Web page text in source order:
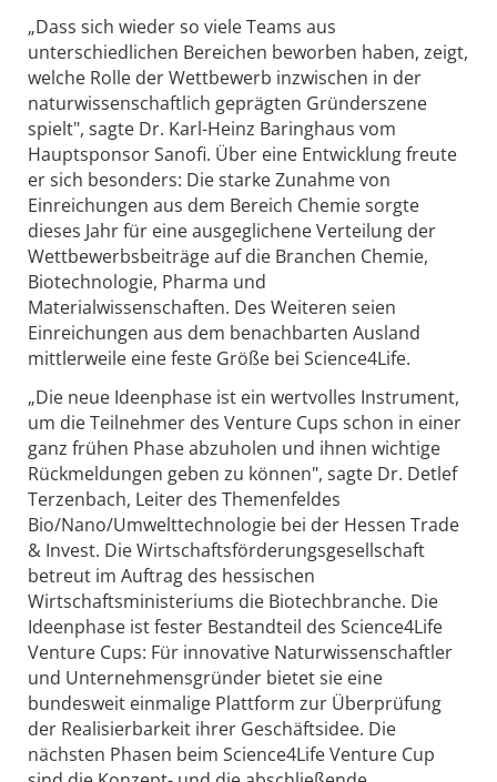
„Dass sich wieder so viele Teams aus
unterschiedlichen Bereichen beworben haben, zeigt,
welche Rolle der Wettbewerb inzwischen in der
naturwissenschaftlich geprägten Gründerszene
spielt", sagte Dr. Karl-Heinz Baringhaus vom
Hauptsponsor Sanofi. Über eine Entwicklung freute
er sich besonders: Die starke Zunahme von
Einreichungen aus dem Bereich Chemie sorgte
dieses Jahr für eine ausgeglichene Verteilung der
Wettbewerbsbeiträge auf die Branchen Chemie,
Biotechnologie, Pharma und
Materialwissenschaften. Des Weiteren seien
Einreichungen aus dem benachbarten Ausland
mittlerweile eine feste Größe bei Science4Life.
„Die neue Ideenphase ist ein wertvolles Instrument,
um die Teilnehmer des Venture Cups schon in einer
ganz frühen Phase abzuholen und ihnen wichtige
Rückmeldungen geben zu können", sagte Dr. Detlef
Terzenbach, Leiter des Themenfeldes
Bio/Nano/Umwelttechnologie bei der Hessen Trade
& Invest. Die Wirtschaftsförderungsgesellschaft
betreut im Auftrag des hessischen
Wirtschaftsministeriums die Biotechbranche. Die
Ideenphase ist fester Bestandteil des Science4Life
Venture Cups: Für innovative Naturwissenschaftler
und Unternehmensgründer bietet sie eine
bundesweit einmalige Plattform zur Überprüfung
der Realisierbarkeit ihrer Geschäftsidee. Die
nächsten Phasen beim Science4Life Venture Cup